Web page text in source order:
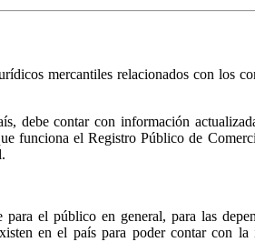
mercantiles relacionados con los
debe contar con información
funciona el Registro Público de
el público en general, para las
en el país para poder contar con